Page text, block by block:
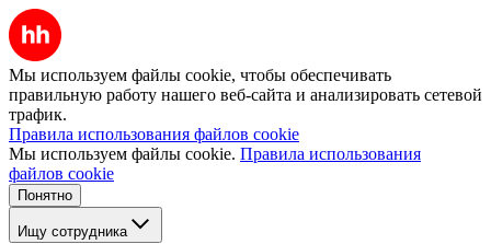
Мы используем файлы cookie, чтобы обеспечивать
правильную работу нашего веб-сайта и анализировать сетевой
трафик.
Правила использования файлов cookie
Мы используем файлы cookie. Правила использования
файлов cookie
Понятно
Ищу сотрудника